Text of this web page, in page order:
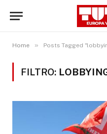
Home » Posts Tagged
FILTRO: